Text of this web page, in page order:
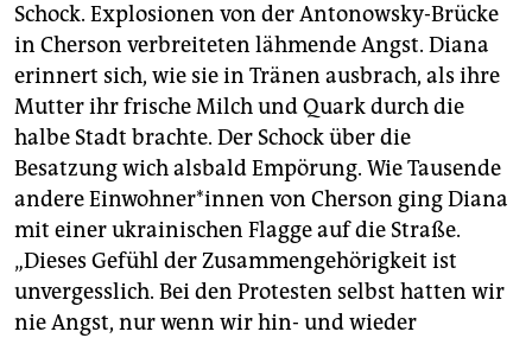
Schock. Explosionen von der Antonowsky-Brücke
in Cherson verbreiteten lähmende Angst. Diana
erinnert sich, wie sie in Tränen ausbrach, als ihre
Mutter ihr frische Milch und Quark durch die
halbe Stadt brachte. Der Schock über die
Besatzung wich alsbald Empörung. Wie Tausende
andere Ein­woh­ne­r*in­nen von Cherson ging Diana
mit einer ukrainischen Flagge auf die Straße.
„Dieses Gefühl der Zusammengehörigkeit ist
unvergesslich. Bei den Protesten selbst hatten wir
nie Angst, nur wenn wir hin- und wieder